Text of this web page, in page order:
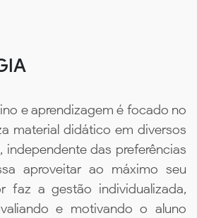
e aprendizagem é focado no
material didático em diversos
das preferências
aproveitar ao máximo seu
faz a gestão individualizada,
e motivando o aluno